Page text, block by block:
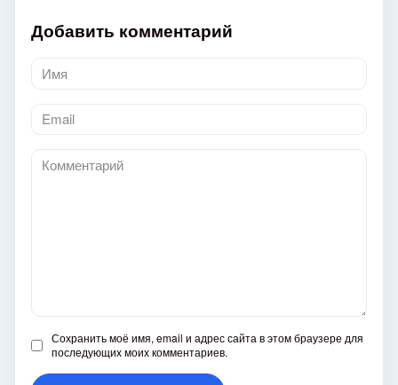
Добавить комментарий
Имя
*
Email
*
Комментарий
Сохранить моё имя, email и адрес сайта в этом браузере для
последующих моих комментариев.